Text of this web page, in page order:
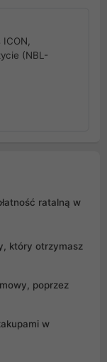
(NBL-
ratalną w
który otrzymasz
poprzez
w